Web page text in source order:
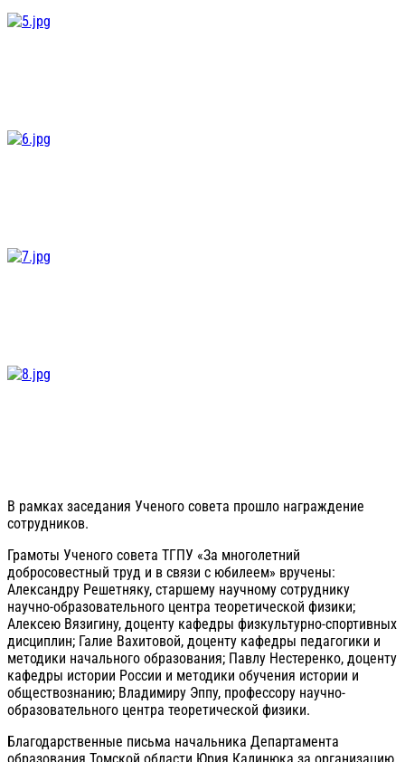
В рамках заседания Ученого совета прошло награждение
сотрудников.
Грамоты Ученого совета ТГПУ «За многолетний
добросовестный труд и в связи с юбилеем» вручены:
Александру Решетняку, старшему научному сотруднику
научно-образовательного центра теоретической физики;
Алексею Вязигину, доценту кафедры физкультурно-спортивных
дисциплин; Галие Вахитовой, доценту кафедры педагогики и
методики начального образования; Павлу Нестеренко, доценту
кафедры истории России и методики обучения истории и
обществознанию; Владимиру Эппу, профессору научно-
образовательного центра теоретической физики.
Благодарственные письма начальника Департамента